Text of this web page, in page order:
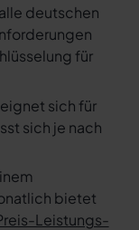
deutschen
für
sich für
sich je nach
bietet
Leistungs-